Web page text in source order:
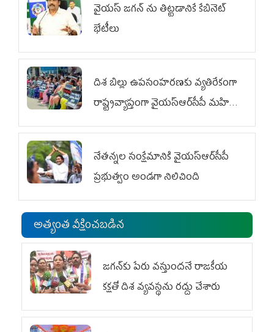
వైయ‌స్ జగన్‌ ను తిట్టడానికే కేబినెట్‌
భేటీలు
దిశ బిల్లు ఉపసంహరణకు వ్యతిరేకంగా
రాష్ట్రవ్యాప్తంగా వైయ‌స్ఆర్‌సీపీ మహిళా
విభాగం ఆందోళనలు
నేతన్నల సంక్షేమానికి వైయ‌స్ఆర్‌సీపీ
ప్రభుత్వం అండగా నిలిచింది
అత్యంత వీక్షించబడిన
జగన్‌కు పేరు వస్తుందనే రాజకీయ
కక్షతో దిశ వ్య‌వ‌స్థ‌ను రద్దు చేశారు